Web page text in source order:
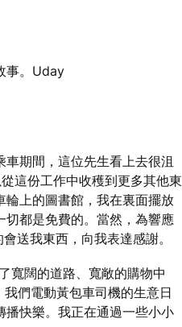
事。Uday
期間，這位先生看上去很沮
這份工作中收穫到更多其他東
上的圖書館，我在裏面擺放
都是免費的。當然，為響應
送我東西，向我表達感謝。
寬闊的道路、寬敞的購物中
們電動黃包車司機的生意日
快樂。我正在通過一些小小